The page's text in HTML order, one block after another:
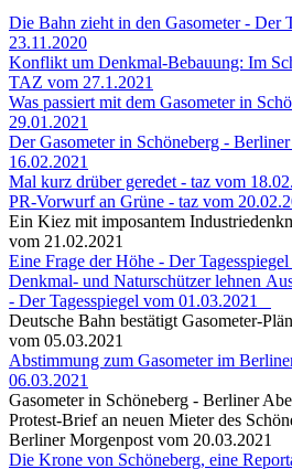
Die Bahn zieht in den Gasometer - Der
23.11.2020
Konflikt um Denkmal-Bebauung: Im
TAZ vom 27.1.2021
Was passiert mit dem Gasometer in
29.01.2021
Der Gasometer in Schöneberg -
16.02.2021
Mal kurz drüber geredet - taz vom
PR-Vorwurf an Grüne - taz vom
Ein Kiez mit imposantem
vom 21.02.2021
Eine Frage der Höhe - Der
Denkmal- und Naturschützer lehnen
- Der Tagesspiegel vom 01.03.2021
Deutsche Bahn bestätigt Gasometer-
vom 05.03.2021
Abstimmung zum Gasometer im
06.03.2021
Gasometer in Schöneberg - Berliner
Protest-Brief an neuen Mieter des
Berliner Morgenpost vom 20.03.2021
Die Krone von Schöneberg, eine